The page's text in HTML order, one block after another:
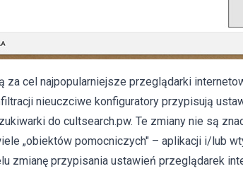
za cel najpopularniejsze przeglądarki
nieuczciwe konfiguratory przypisują
do cultsearch.pw. Te zmiany nie są
„obiektów pomocniczych" – aplikacji i/lub
zmianę przypisania ustawień przeglądarek